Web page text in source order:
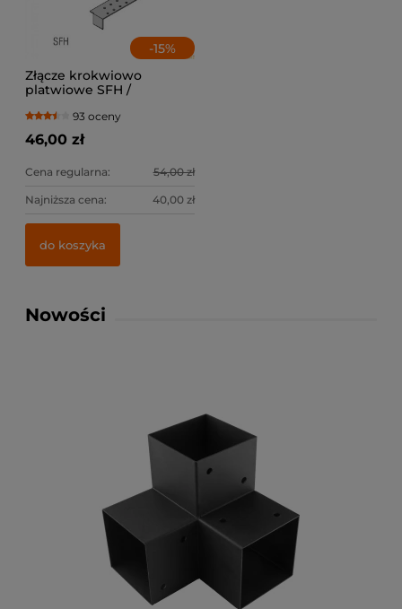
-15%
Złącze krokwiowo
platwiowe SFH /
93 oceny
46,00 zł
Cena regularna: 54,00 zł
Najniższa cena: 40,00 zł
do koszyka
Nowości